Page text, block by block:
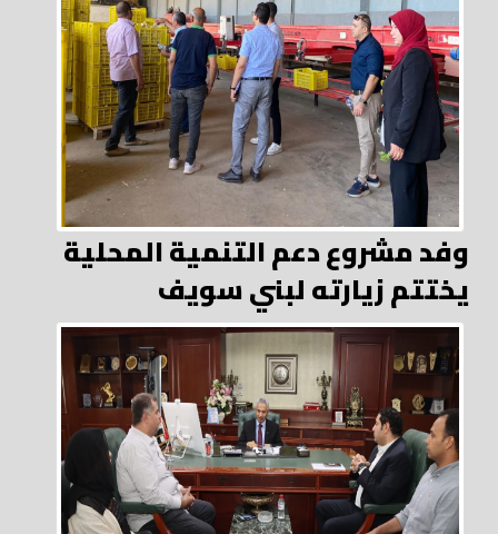
وفد مشروع دعم التنمية المحلية
يختتم زيارته لبني سويف